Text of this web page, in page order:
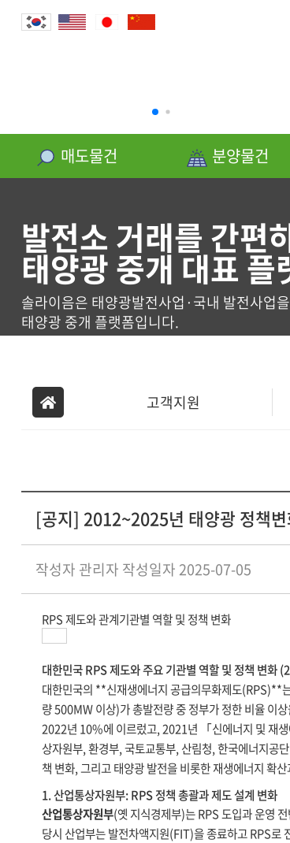
매도물건 분양물건
분양물건
사업신청
커뮤니티
고객지원
발전소 거래를 간편
태양광 중개 대표 플
솔라이음은 태양광발전사업·국내 발전사업
태양광 중개 플랫폼입니다.
고객지원
[공지] 2012~2025년 태양광 정책변
작성자 관리자 작성일자 2025-07-05
RPS 제도와 관계기관별 역할 및 정책 변화
대한민국 RPS 제도와 주요 기관별 역할 및 정책 변화
대한민국의 **신재생에너지 공급의무화제도(RPS)**
량 500MW 이상)가 총발전량 중 정부가 정한 비율 이
2022년 10%에 이르렀고, 2021년 「신에너지 및 재
상자원부, 환경부, 국토교통부, 산림청, 한국에너지공
책 변화, 그리고 태양광 발전을 비롯한 재생에너지 확
1. 산업통상자원부: RPS 정책 총괄과 제도 설계 변화
산업통상자원부(옛 지식경제부)는 RPS 도입과 운영
당시 산업부는 발전차액지원(FIT)을 종료하고 RPS